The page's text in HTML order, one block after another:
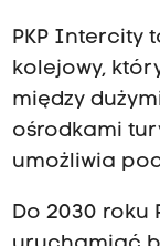
PKP Intercity
kolejowy,
między
ośrodkami
umożliwia
Do 2030 roku